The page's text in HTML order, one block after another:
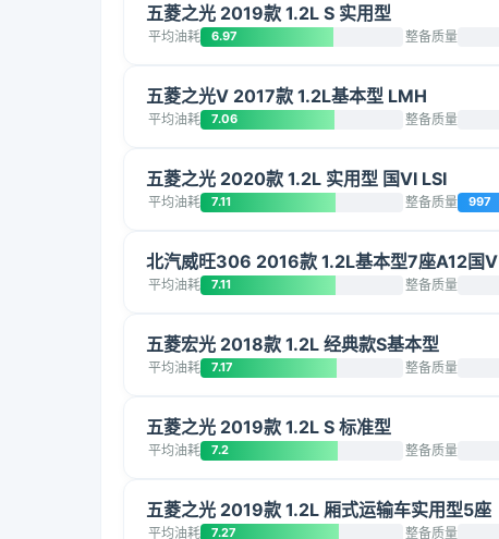
五菱之光 2019款 1.2L S 实用型
平均油耗 6.97 整备质量
五菱之光V 2017款 1.2L基本型 LMH
平均油耗 7.06 整备质量
五菱之光 2020款 1.2L 实用型 国VI LSI
平均油耗 7.11 整备质量 997
北汽威旺306 2016款 1.2L基本型7座A12国V
平均油耗 7.11 整备质量
五菱宏光 2018款 1.2L 经典款S基本型
平均油耗 7.17 整备质量
五菱之光 2019款 1.2L S 标准型
平均油耗 7.2 整备质量
五菱之光 2019款 1.2L 厢式运输车实用型5座
平均油耗 7.27 整备质量